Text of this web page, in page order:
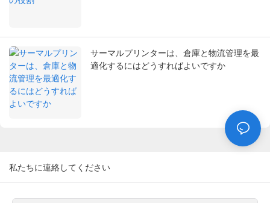
サーマルプリンターは、倉庫と物流管理を最
適化するにはどうすればよいですか
私たちに連絡してください